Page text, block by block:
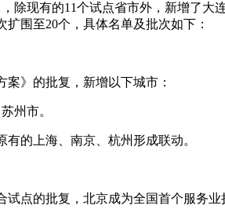
除现有的11个试点省市外，新增了
围至‌20个‌，具体名单及批次如下：‌
》的批复，新增以下城市：
州市‌。
的上海、南京、杭州形成联动。
点的批复，北京成为全国首个服务业